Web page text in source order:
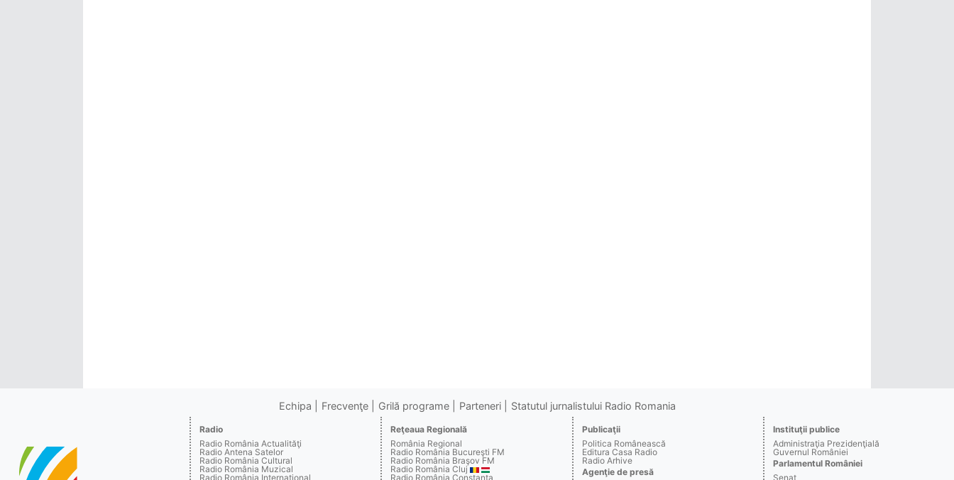
Echipa Frecvenţe Grilă programe Parteneri Statutul jurnalistului Radio Romania
Radio
Radio România Actualităţi
Radio Antena Satelor
Radio România Cultural
Radio România Muzical
Radio România Internaţional
Reţeaua Regională
România Regional
Radio România Bucureşti FM
Radio România Braşov FM
Radio România Cluj
Radio România Constanţa
Publicaţii
Politica Românească
Editura Casa Radio
Radio Arhive
Agenţie de presă
Instituţii publice
Administraţia Prezidenţială
Guvernul României
Parlamentul României
Senat